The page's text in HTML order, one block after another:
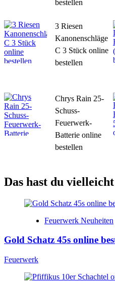
bestellen
3 Riesen
Kanonenschläge
C 3 Stück online
bestellen
Chrys Rain 25-
Schuss-
Feuerwerk-
Batterie online
bestellen
Das hast du
Feuerwerk Neuheiten
Gold Schatz 45s online
Feuerwerk